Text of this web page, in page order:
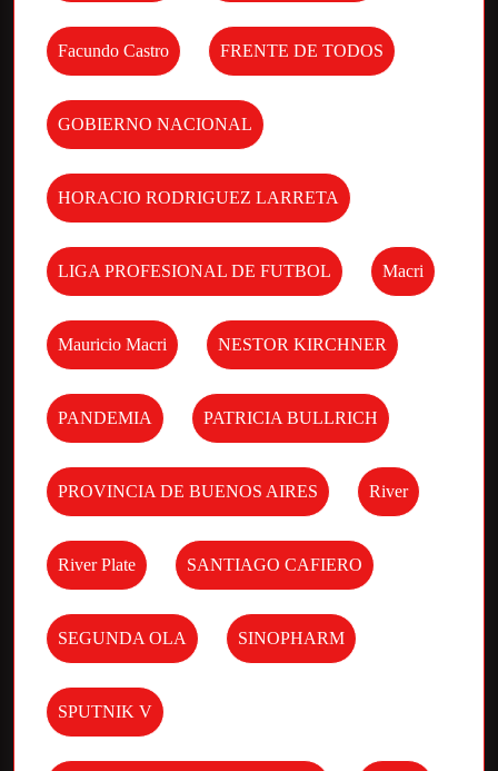
Facundo Castro FRENTE DE TODOS
GOBIERNO NACIONAL
HORACIO RODRIGUEZ LARRETA
LIGA PROFESIONAL DE FUTBOL Macri
Mauricio Macri NESTOR KIRCHNER
PANDEMIA PATRICIA BULLRICH
PROVINCIA DE BUENOS AIRES River
River Plate SANTIAGO CAFIERO
SEGUNDA OLA SINOPHARM
SPUTNIK V